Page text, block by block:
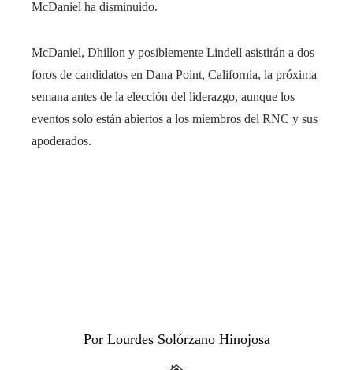
McDaniel ha disminuido.
McDaniel, Dhillon y posiblemente Lindell asistirán a dos
foros de candidatos en Dana Point, California, la próxima
semana antes de la elección del liderazgo, aunque los
eventos solo están abiertos a los miembros del RNC y sus
apoderados.
Por Lourdes Solórzano Hinojosa